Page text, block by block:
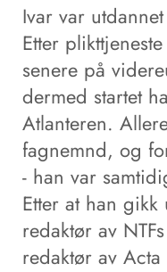
Ivar var
Etter
senere på
dermed startet
Atlanteren.
fagnemnd, og
- han var
Etter at han
redaktør av
redaktør av